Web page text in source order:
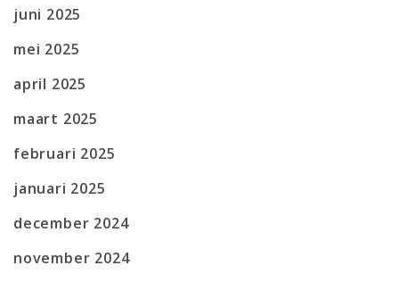
juni 2025
mei 2025
april 2025
maart 2025
februari 2025
januari 2025
december 2024
november 2024